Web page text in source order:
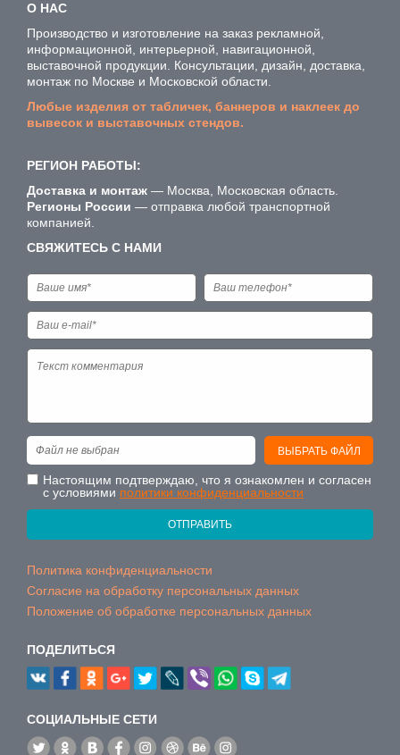
О НАС
Производство и изготовление на заказ рекламной,
информационной, интерьерной, навигационной,
выставочной продукции. Консультации, дизайн, доставка,
монтаж по Москве и Московской области.
Любые изделия от табличек, баннеров и наклеек до
вывесок и выставочных стендов.
РЕГИОН РАБОТЫ:
Доставка и монтаж — Москва, Московская область.
Регионы России — отправка любой транспортной
компанией.
СВЯЖИТЕСЬ С НАМИ
ВЫБРАТЬ ФАЙЛ
Файл не выбран
Настоящим подтверждаю, что я ознакомлен и согласен
с условиями политики конфиденциальности
ОТПРАВИТЬ
Политика конфиденциальности
Согласие на обработку персональных данных
Положение об обработке персональных данных
ПОДЕЛИТЬСЯ
CОЦИАЛЬНЫЕ СЕТИ